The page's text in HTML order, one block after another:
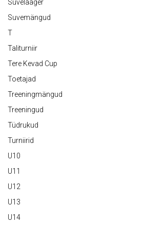
Suvelaager
Suvemängud
T
Taliturniir
Tere Kevad Cup
Toetajad
Treeningmängud
Treeningud
Tüdrukud
Turniirid
U10
U11
U12
U13
U14